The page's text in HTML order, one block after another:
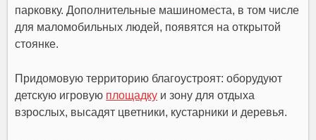
парковку. Дополнительные машиноместа, в том числе
для маломобильных людей, появятся на открытой
стоянке.
Придомовую территорию благоустроят: оборудуют
детскую игровую площадку и зону для отдыха
взрослых, высадят цветники, кустарники и деревья.